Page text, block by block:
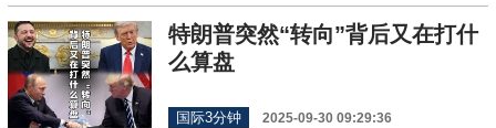
特朗普突然“转向”背后又在打什
么算盘
国际3分钟 2025-09-30 09:29:36